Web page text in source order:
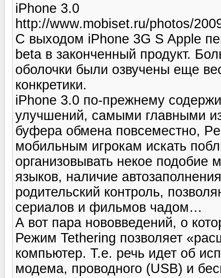
iPhone 3.0
http://www.mobiset.ru/photos/
С выходом iPhone 3G S Apple
beta в законченный продукт.
оболочки были озвучены еще
конкретики.
iPhone 3.0 по-прежнему
улучшений, самыми главными
буфера обмена повсеместно,
мобильным игрокам искать
организовывать некое подобие
языков, наличие
родительский контроль,
сериалов и фильмов чадом…
А вот пара нововведений, о
Режим Tethering позволяет
компьютер. Т.е. речь идет об
модема, проводного (USB) и